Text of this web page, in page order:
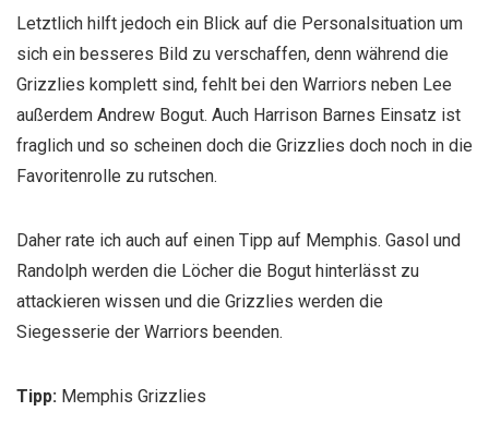
Letztlich hilft jedoch ein Blick auf die Personalsituation um
sich ein besseres Bild zu verschaffen, denn während die
Grizzlies komplett sind, fehlt bei den Warriors neben Lee
außerdem Andrew Bogut. Auch Harrison Barnes Einsatz ist
fraglich und so scheinen doch die Grizzlies doch noch in die
Favoritenrolle zu rutschen.
Daher rate ich auch auf einen Tipp auf Memphis. Gasol und
Randolph werden die Löcher die Bogut hinterlässt zu
attackieren wissen und die Grizzlies werden die
Siegesserie der Warriors beenden.
Tipp: Memphis Grizzlies